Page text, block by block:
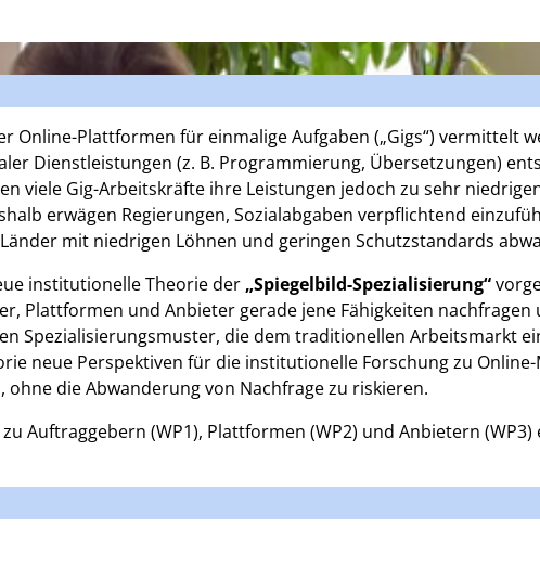
Online-Plattformen für einmalige Aufgaben („Gigs“) vermittelt
Dienstleistungen (z. B. Programmierung, Übersetzungen)
viele Gig-Arbeitskräfte ihre Leistungen jedoch zu sehr
erwägen Regierungen, Sozialabgaben verpflichtend
mit niedrigen Löhnen und geringen Schutzstandards
institutionelle Theorie der „Spiegelbild-Spezialisierung“
Plattformen und Anbieter gerade jene Fähigkeiten nachfragen
Spezialisierungsmuster, die dem traditionellen Arbeitsmarkt
neue Perspektiven für die institutionelle Forschung zu
die Abwanderung von Nachfrage zu riskieren.
Auftraggebern (WP1), Plattformen (WP2) und Anbietern